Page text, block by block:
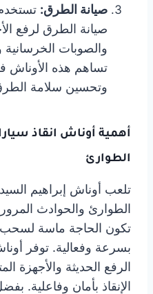
صيانة الطرق:
صيانة الطرق لرفع
والصوبات الخرسانية
تساهم هذه الأوناش
وتحسين سلامة
أهمية أوناش انقاذ
الطوارئ
تلعب أوناش إبراهيم
الطوارئ والحوادث
تكون الحاجة ماسة لسحب
بسرعة وفعالية. توفر
الرفع الحديثة والأجهزة
الإنقاذ بأمان وفاعلية.